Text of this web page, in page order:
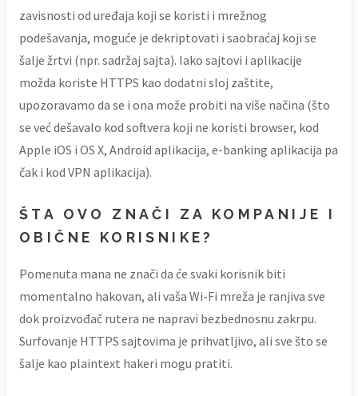
zavisnosti od uređaja koji se koristi i mrežnog
podešavanja, moguće je dekriptovati i saobraćaj koji se
šalje žrtvi (npr. sadržaj sajta). Iako sajtovi i aplikacije
možda koriste HTTPS kao dodatni sloj zaštite,
upozoravamo da se i ona može probiti na više načina (što
se već dešavalo kod softvera koji ne koristi browser, kod
Apple iOS i OS X, Android aplikacija, e-banking aplikacija pa
čak i kod VPN aplikacija).
ŠTA OVO ZNAČI ZA KOMPANIJE I
OBIČNE KORISNIKE?
Pomenuta mana ne znači da će svaki korisnik biti
momentalno hakovan, ali vaša Wi-Fi mreža je ranjiva sve
dok proizvođač rutera ne napravi bezbednosnu zakrpu.
Surfovanje HTTPS sajtovima je prihvatljivo, ali sve što se
šalje kao plaintext hakeri mogu pratiti.